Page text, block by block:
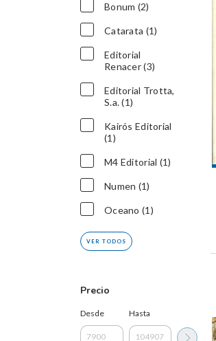
Bonum (2)
Catarata (1)
Editorial
Renacer (3)
Editorial Trotta,
S.a. (1)
Kairós Editorial
(1)
M4 Editorial (1)
Numen (1)
Oceano (1)
VER TODOS
Precio
Desde Hasta